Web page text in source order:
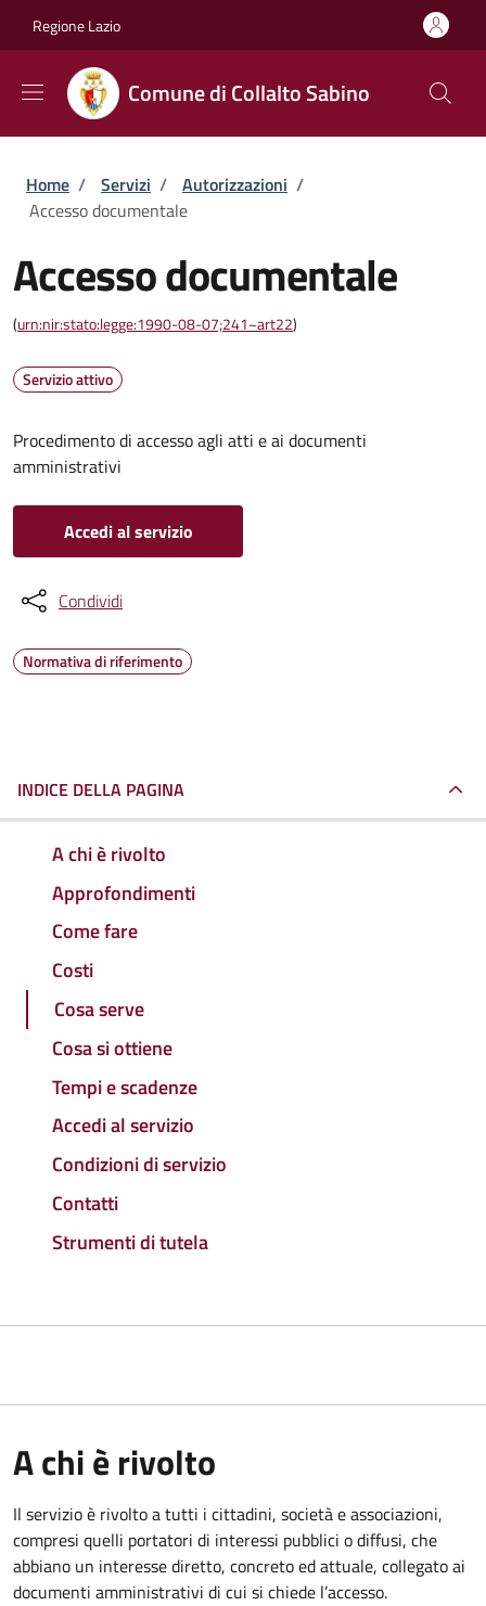
Regione Lazio
Comune di Collalto Sabino
Briciole di pane
Home / Servizi / Autorizzazioni /
Accesso documentale
Accesso documentale
(urn:nir:stato:legge:1990-08-07;241~art22)
Servizio attivo
Procedimento di accesso agli atti e ai documenti
amministrativi
Accedi al servizio
Condividi
Normativa di riferimento
INDICE DELLA PAGINA
A chi è rivolto
Approfondimenti
Come fare
Costi
Cosa serve
Cosa si ottiene
Tempi e scadenze
Accedi al servizio
Condizioni di servizio
Contatti
Strumenti di tutela
A chi è rivolto
Il servizio è rivolto a tutti i cittadini, società e associazioni,
compresi quelli portatori di interessi pubblici o diffusi, che
abbiano un interesse diretto, concreto ed attuale, collegato ai
documenti amministrativi di cui si chiede l’accesso.